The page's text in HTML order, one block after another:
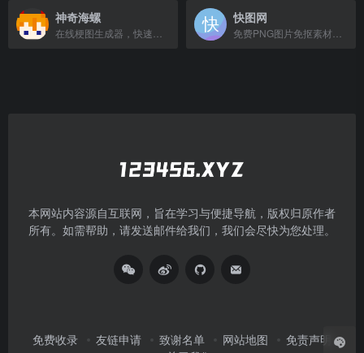
神奇海螺 快图网
本网站内容源自互联网，旨在学习与便捷导航，版权归原作者
所有。如需帮助，请发送邮件给我们，我们会尽快为您处理。
免费收录 友链申请 致谢名单 网站地图
免责声明